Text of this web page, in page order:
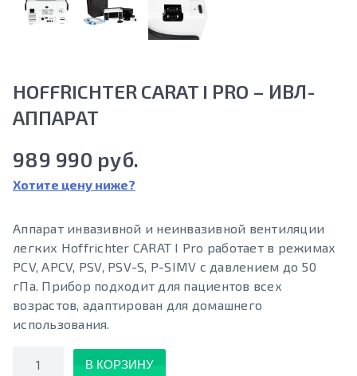
HOFFRICHTER CARAT I PRO – ИВЛ-
АППАРАТ
989 990 руб.
Хотите цену ниже?
Аппарат инвазивной и неинвазивной вентиляции
легких Hoffrichter CARAT I Pro работает в режимах
PCV, APCV, PSV, PSV-S, P-SIMV с давлением до 50
гПа. Прибор подходит для пациентов всех
возрастов, адаптирован для домашнего
использования.
Количество
В КОРЗИНУ